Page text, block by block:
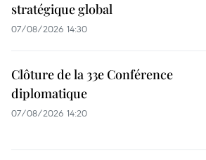
stratégique global
07/08/2026 14:30
Clôture de la 33e Conférence
diplomatique
07/08/2026 14:20